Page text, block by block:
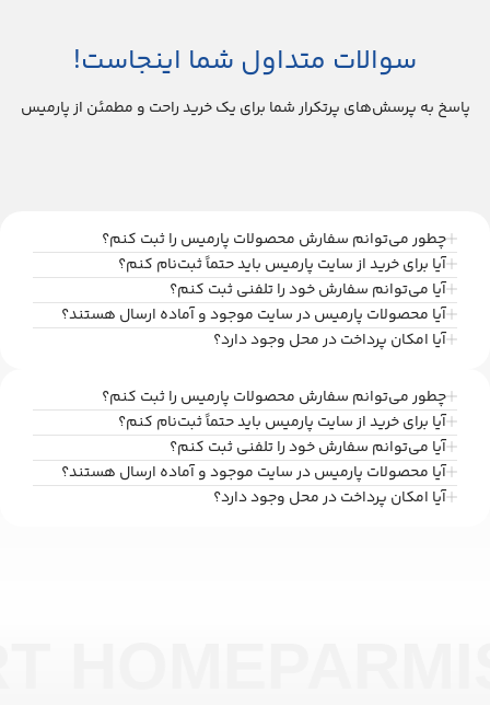
سوالات متداول شما اینجاست!
پاسخ به پرسش‌های پرتکرار شما برای یک خرید راحت و مطمئن از پارمیس
چطور می‌توانم سفارش محصولات پارمیس را ثبت کنم؟
آیا برای خرید از سایت پارمیس باید حتماً ثبت‌نام کنم؟
آیا می‌توانم سفارش خود را تلفنی ثبت کنم؟
آیا محصولات پارمیس در سایت موجود و آماده ارسال هستند؟
آیا امکان پرداخت در محل وجود دارد؟
چطور می‌توانم سفارش محصولات پارمیس را ثبت کنم؟
آیا برای خرید از سایت پارمیس باید حتماً ثبت‌نام کنم؟
آیا می‌توانم سفارش خود را تلفنی ثبت کنم؟
آیا محصولات پارمیس در سایت موجود و آماده ارسال هستند؟
آیا امکان پرداخت در محل وجود دارد؟